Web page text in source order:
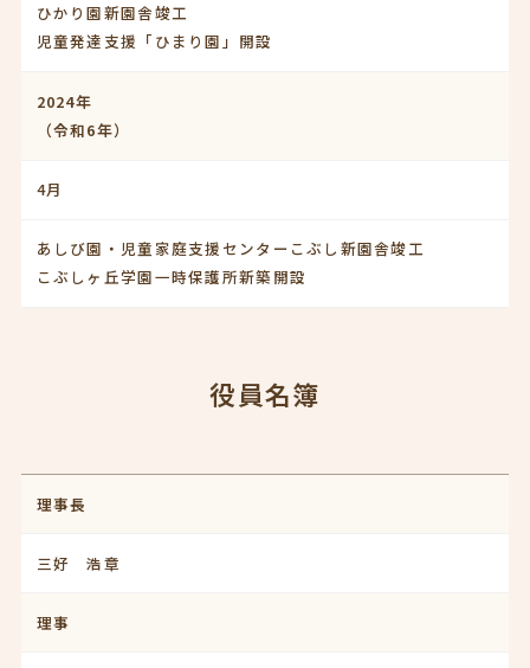
ひかり園新園舎竣工
児童発達支援「ひまり園」開設
2024年
（令和6年）
4月
あしび園・児童家庭支援センターこぶし新園舎竣工
こぶしヶ丘学園一時保護所新築開設
役員名簿
理事長
三好 浩章
理事